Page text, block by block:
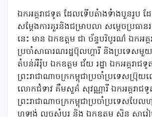
ឯកអគ្គរាជទូត ដែលទើបតំាងទំាងបួនរូប
សម្តែងការគួរនិងជម្រាបលា សម្តេចប្រធាន
នេះ មាន ឯកឧត្តម ជា ច័ន្ទបរិបូរណ៌ ឯកអគ្គ
ប្រចាំសាធារណរដ្ឋប៊ុលហ្គារី និងប្រទេស
តំបន់អឺរ៉ុប ឯកឧត្តម ជ័យ រដ្ឋា ឯកអគ្គរាជទូ
ព្រះរាជាណាចក្រកម្ពុជាប្រចាំប្រទេសប្រ៊ុយ
លោកជំទាវ គឹមសួគ៌ សុវណ្ណារី ឯកអគ្គរាជទូ
ព្រះរាជាណាចក្រកម្ពុជាប្រចាំប្រទេសបែ
ហូឡង់ លុចសំបួរ និង ឯកឧត្តម ស៊ិន សារៀម